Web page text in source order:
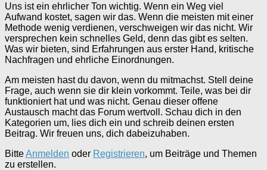
Uns ist ein ehrlicher Ton wichtig. Wenn ein Weg viel
Aufwand kostet, sagen wir das. Wenn die meisten mit einer
Methode wenig verdienen, verschweigen wir das nicht. Wir
versprechen kein schnelles Geld, denn das gibt es selten.
Was wir bieten, sind Erfahrungen aus erster Hand, kritische
Nachfragen und ehrliche Einordnungen.
Am meisten hast du davon, wenn du mitmachst. Stell deine
Frage, auch wenn sie dir klein vorkommt. Teile, was bei dir
funktioniert hat und was nicht. Genau dieser offene
Austausch macht das Forum wertvoll. Schau dich in den
Kategorien um, lies dich ein und schreib deinen ersten
Beitrag. Wir freuen uns, dich dabeizuhaben.
BitteAnmelden oder Registrieren, um Beiträge und Themen
zu erstellen.